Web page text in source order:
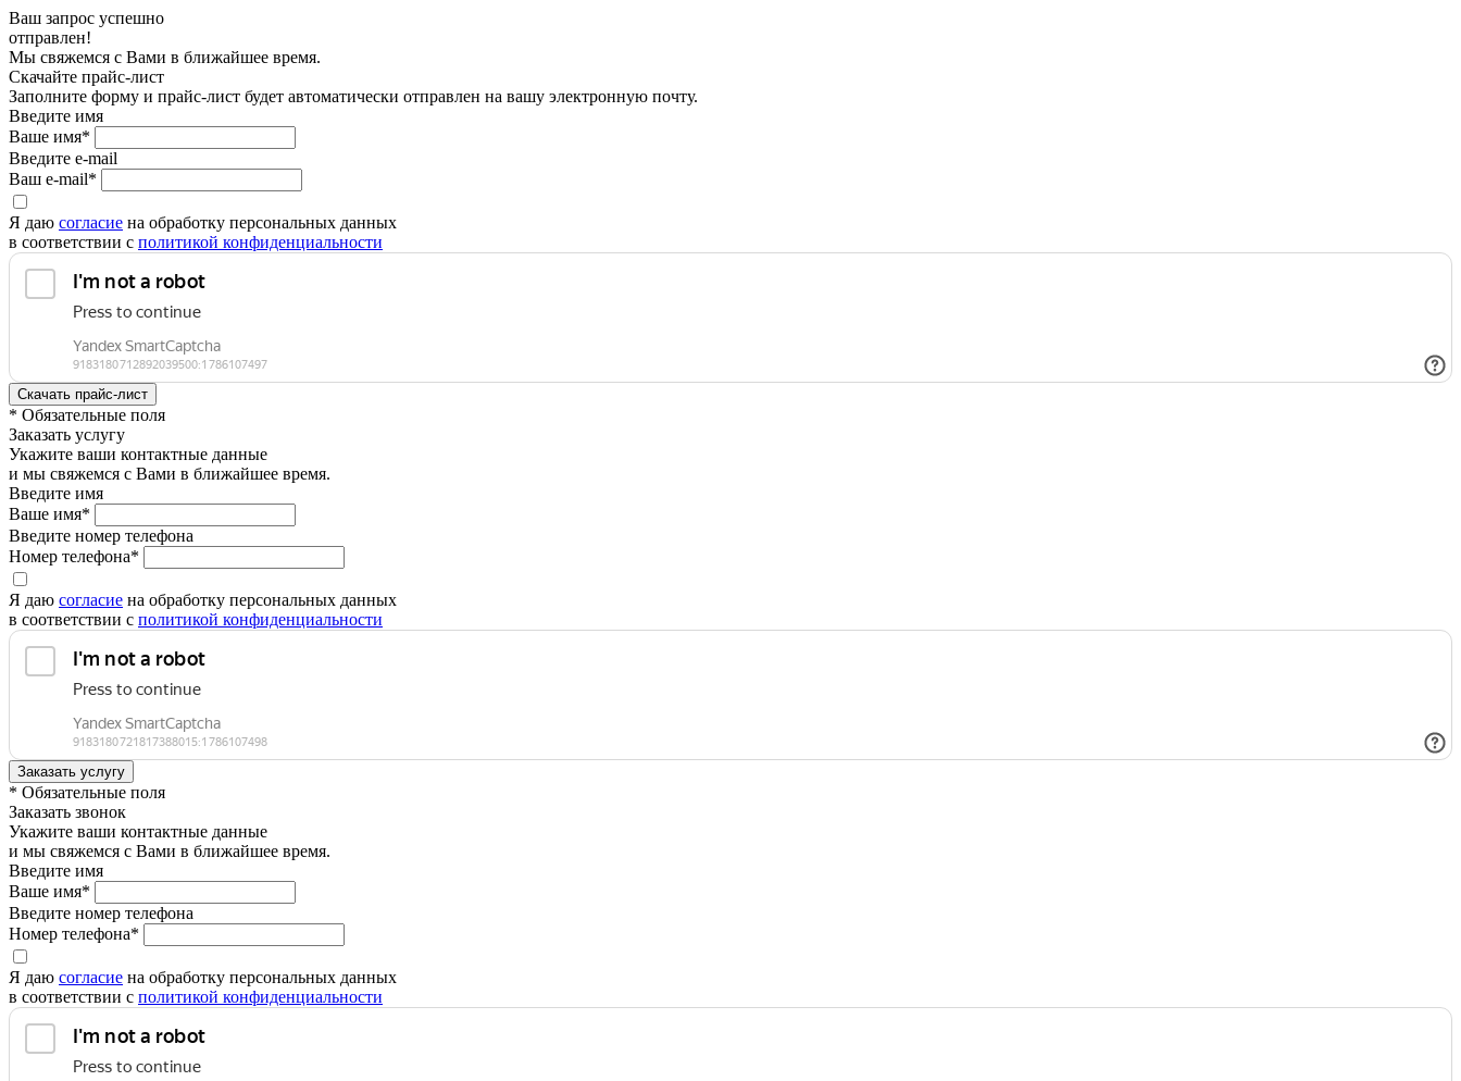
Ваш запрос успешно
отправлен!
Мы свяжемся с Вами в ближайшее время.
Скачайте прайс-лист
Заполните форму и прайс-лист будет автоматически отправлен на вашу электронную почту.
Введите имя
Ваше имя*
Введите e-mail
Ваш e-mail*
Я даю согласие на обработку персональных данных
в соответствии с политикой конфиденциальности
* Обязательные поля
Заказать услугу
Укажите ваши контактные данные
и мы свяжемся с Вами в ближайшее время.
Введите имя
Ваше имя*
Введите номер телефона
Номер телефона*
Я даю согласие на обработку персональных данных
в соответствии с политикой конфиденциальности
* Обязательные поля
Заказать звонок
Укажите ваши контактные данные
и мы свяжемся с Вами в ближайшее время.
Введите имя
Ваше имя*
Введите номер телефона
Номер телефона*
Я даю согласие на обработку персональных данных
в соответствии с политикой конфиденциальности